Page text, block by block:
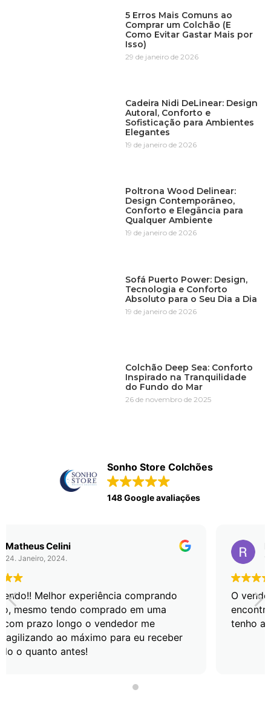
5 Erros Mais Comuns ao
Comprar um Colchão (E
Como Evitar Gastar Mais por
Isso)
29 de janeiro de 2026
Cadeira Nidi DeLinear: Design
Autoral, Conforto e
Sofisticação para Ambientes
Elegantes
19 de janeiro de 2026
Poltrona Wood Delinear:
Design Contemporâneo,
Conforto e Elegância para
Qualquer Ambiente
19 de janeiro de 2026
Sofá Puerto Power: Design,
Tecnologia e Conforto
Absoluto para o Seu Dia a Dia
19 de janeiro de 2026
Colchão Deep Sea: Conforto
Inspirado na Tranquilidade
do Fundo do Mar
26 de novembro de 2025
Sonho Store Colchões
148 Google avaliações
O vendedor Tito foi excepcional! Me fez
encontrar o melhor colchão que já tive e só
tenho a agradecer 🙏🏻